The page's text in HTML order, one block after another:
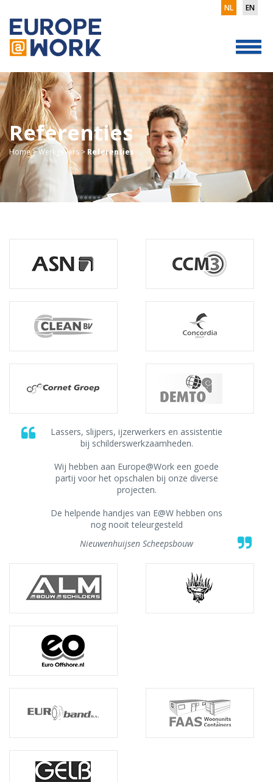
EN
NL
Referenties
Home>Werkgevers > Referenties
Lassers, slijpers, ijzerwerkers en assistentie
bij schilderswerkzaamheden.
Wij hebben aan Europe@Work een goede
partij voor het opschalen bij onze diverse
projecten.
De helpende handjes van E@W hebben ons
nog nooit teleurgesteld
Nieuwenhuijsen Scheepsbouw